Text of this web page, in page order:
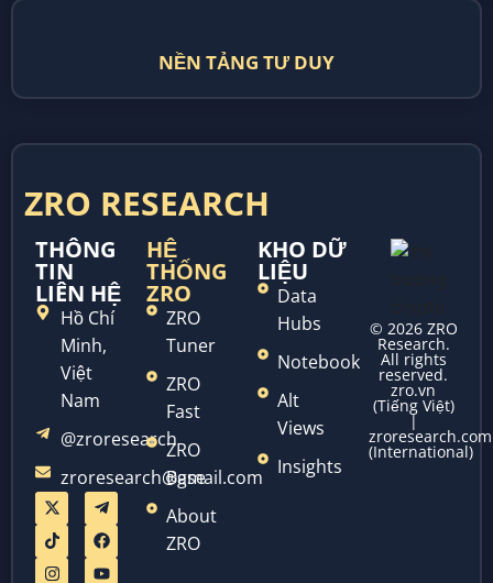
NỀN TẢNG TƯ DUY
ZRO RESEARCH
THÔNG
TIN
LIÊN HỆ
Hồ Chí
Minh,
Việt
Nam
@zroresearch
zroresearch@gmail.com
HỆ
THỐNG
ZRO
ZRO
Tuner
ZRO
Fast
ZRO
Base
About
ZRO
KHO DỮ
LIỆU
Data
Hubs
Notebook
Alt
Views
Insights
© 2026 ZRO
Research.
All rights
reserved.
zro.vn
(Tiếng Việt)
|
zroresearch.com
(International)